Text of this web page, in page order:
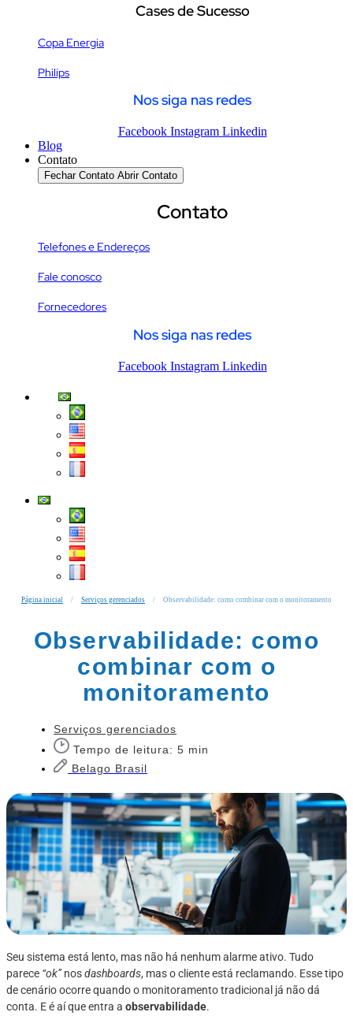
Cases de Sucesso
Copa Energia
Philips
Nos siga nas redes
Facebook Instagram Linkedin
Blog
Contato
Fechar Contato Abrir Contato
Contato
Telefones e Endereços
Fale conosco
Fornecedores
Nos siga nas redes
Facebook Instagram Linkedin
Página inicial / Serviços gerenciados / Observabilidade: como combinar com o monitoramento
Observabilidade: como
combinar com o
monitoramento
Serviços gerenciados
Tempo de leitura: 5 min
Belago Brasil
Seu sistema está lento, mas não há nenhum alarme ativo. Tudo
parece “ok”nosdashboards, mas o cliente está reclamando. Esse tipo
de cenário ocorre quando o monitoramento tradicional já não dá
conta. E é aí que entra a observabilidade.